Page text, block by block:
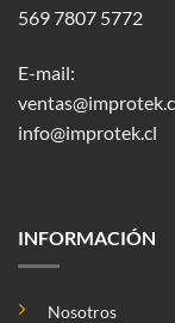
569 7807 5772
E-mail:
info@improtek.cl
INFORMACIÓN
Nosotros